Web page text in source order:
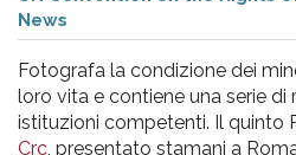
pr
l'infanzia
News
Fotografa la condizione dei
loro vita e contiene una serie
istituzioni competenti. Il quinto
Crc, presentato stamani a